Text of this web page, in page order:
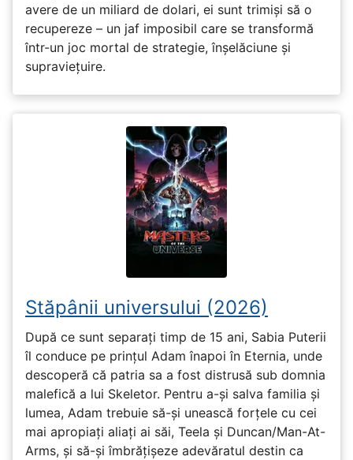
avere de un miliard de dolari, ei sunt trimiși să o
recupereze – un jaf imposibil care se transformă
într-un joc mortal de strategie, înșelăciune și
supraviețuire.
Stăpânii universului (2026)
După ce sunt separați timp de 15 ani, Sabia Puterii
îl conduce pe prințul Adam înapoi în Eternia, unde
descoperă că patria sa a fost distrusă sub domnia
malefică a lui Skeletor. Pentru a-și salva familia și
lumea, Adam trebuie să-și unească forțele cu cei
mai apropiați aliați ai săi, Teela și Duncan/Man-At-
Arms, și să-și îmbrățișeze adevăratul destin ca